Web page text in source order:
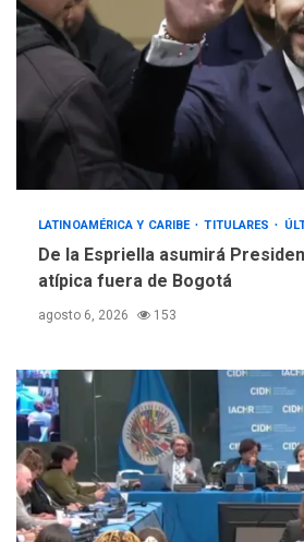
LATINOAMÉRICA Y CARIBE TITULARES
De la Espriella asumirá
atípica fuera de Bogotá
agosto 6, 2026 153